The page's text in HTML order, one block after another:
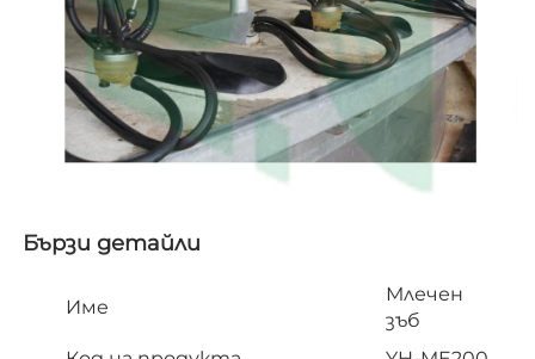
Бързи детайли
Име
Млечен
зъб